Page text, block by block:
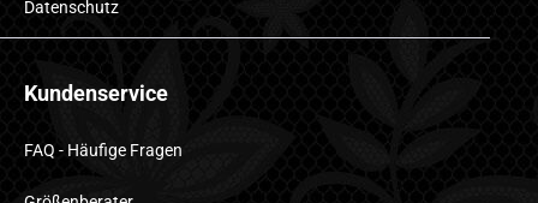
Datenschutz
Kundenservice
FAQ - Häufige Fragen